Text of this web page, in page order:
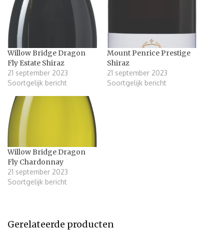
Willow Bridge Dragon
Fly Estate Shiraz
21 september 2023
Soortgelijk bericht
Mount Penrice Prestige
Shiraz
21 september 2023
Soortgelijk bericht
Willow Bridge Dragon
Fly Chardonnay
21 september 2023
Soortgelijk bericht
Gerelateerde producten